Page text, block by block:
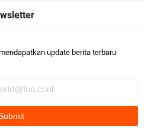
Kamtibmas Jelang HUT
Kapolri
update berita terbaru